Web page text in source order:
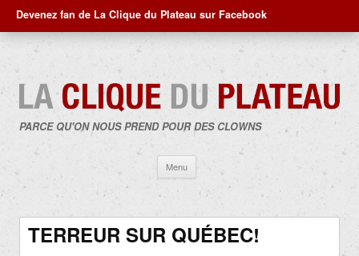
Devenez fan de La Clique du Plateau sur Facebook
PARCE QU'ON NOUS PREND POUR DES CLOWNS
Menu
contenu
TERREUR SUR QUÉBEC!